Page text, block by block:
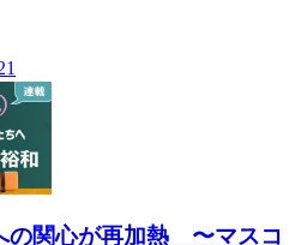
の関心が再加熱 〜マスコ